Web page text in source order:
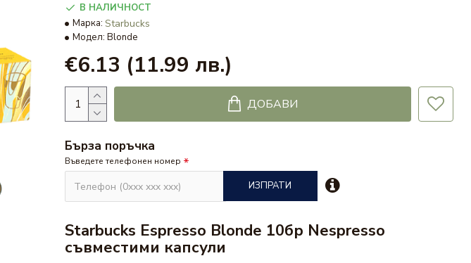
В НАЛИЧНОСТ
Марка: Starbucks
Модел: Blonde
€6.13 (11.99 лв.)
ДОБАВИ
Бърза поръчка
Въведете телефонен номер
ИЗПРАТИ
Starbucks Espresso Blonde 10бр Nespresso
съвместими капсули